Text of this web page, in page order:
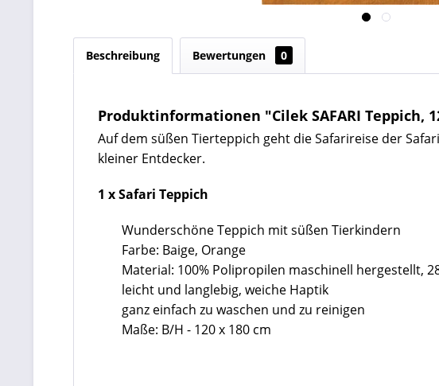
Beschreibung Bewertungen 0
Produktinformationen "Cilek SAFARI Teppich,
Auf dem süßen Tierteppich geht die Safarireise der
kleiner Entdecker.
1 x Safari Teppich
Wunderschöne Teppich mit süßen Tierkindern
Farbe: Baige, Orange
Material: 100% Polipropilen maschinell hergestellt,
leicht und langlebig, weiche Haptik
ganz einfach zu waschen und zu reinigen
Maße: B/H - 120 x 180 cm